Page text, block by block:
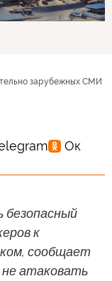
зарубежных СМИ
безопасный
к
сообщает
не атаковать